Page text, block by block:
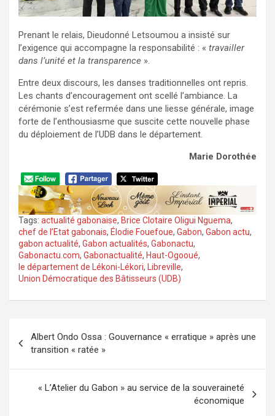
Prenant le relais, Dieudonné Letsoumou a insisté sur
l’exigence qui accompagne la responsabilité : « travailler
dans l’unité et la transparence ».
Entre deux discours, les danses traditionnelles ont repris.
Les chants d’encouragement ont scellé l’ambiance. La
cérémonie s’est refermée dans une liesse générale, image
forte de l’enthousiasme que suscite cette nouvelle phase
du déploiement de l’UDB dans le département.
Marie Dorothée
Tags: actualité gabonaise, Brice Clotaire Oligui Nguema,
chef de l’Etat gabonais, Élodie Fouefoue, Gabon, Gabon actu,
gabon actualité, Gabon actualités, Gabonactu,
Gabonactu.com, Gabonactualité, Haut-Ogooué,
le département de Lékoni-Lékori, Libreville,
Union Démocratique des Bâtisseurs (UDB)
de
l’article
Albert Ondo Ossa : Gouvernance « erratique » après une
transition « ratée »
« L’Atelier du Gabon » au service de la souveraineté
économique